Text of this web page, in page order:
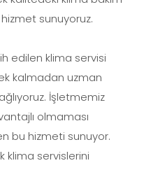
sunuyoruz.
edilen klima servisi
kalmadan uzman
İşletmemiz
olmaması
bu hizmeti sunuyor.
klima servislerini